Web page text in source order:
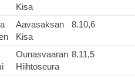
Kisa
Aavasaksan
Kisa
8.10,6
Ounasvaaran
Hiihtoseura
8.11,5